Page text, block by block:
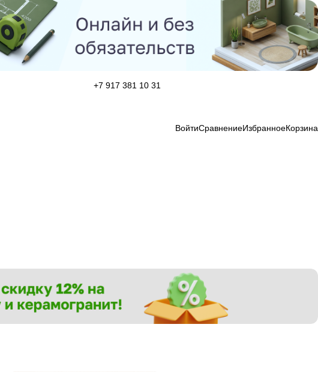
+7 917 381 10 31
ВойтиСравнениеИзбранноеКорзина